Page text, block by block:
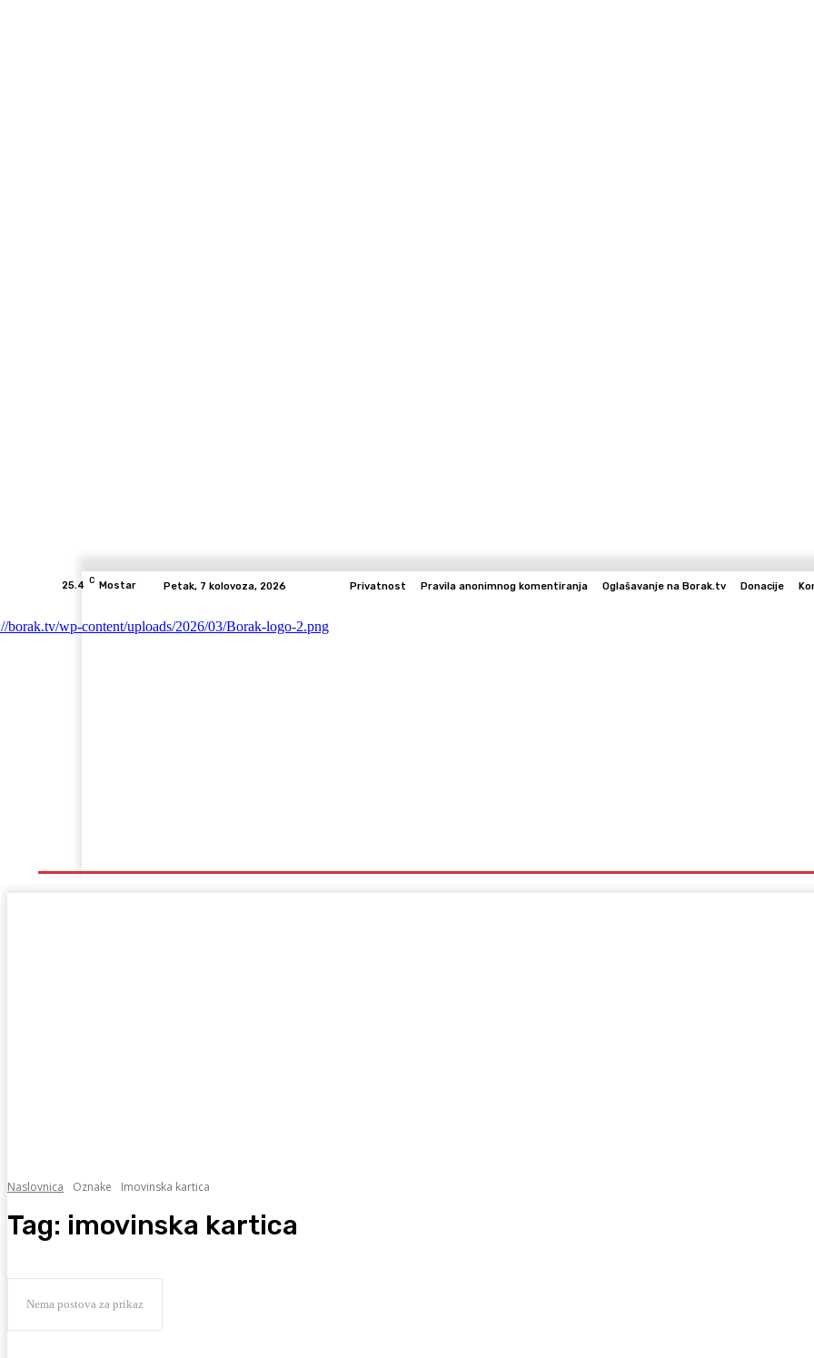
25.4 C Mostar Petak, 7 kolovoza, 2026 Privatnost Pravila anonimnog komentiranja Oglašavanje na Borak.tv Donacije
Naslovnica Oznake Imovinska kartica
Tag: imovinska kartica
Nema postova za prikaz